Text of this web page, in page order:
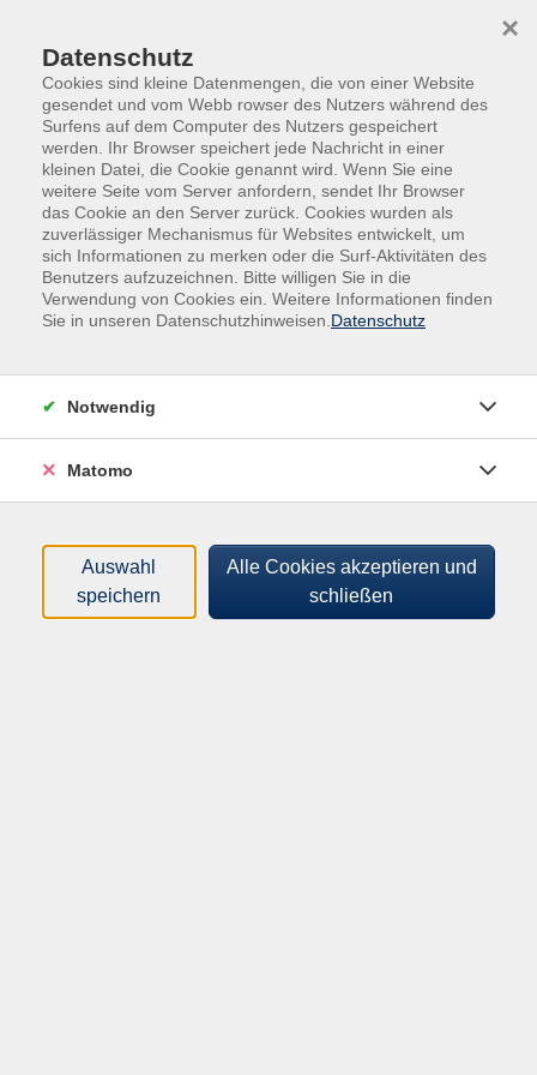
Listen Gruppe
Lorem ipsum dolor sit amet, consectetur adipiscing
elit
Maecenas blandit mauris vitae vehicula volutpat
Duis feugiat risus efficitur ligula condimentum tempus
Curabitur eget quam in ipsum tincidunt pulvinar ut a
eros
Datenschutz
Cookies sind kleine Datenmengen, die von einer Website
gesendet und vom Webb rowser des Nutzers während des
Surfens auf dem Computer des Nutzers gespeichert
werden. Ihr Browser speichert jede Nachricht in einer
kleinen Datei, die Cookie genannt wird. Wenn Sie eine
weitere Seite vom Server anfordern, sendet Ihr Browser
das Cookie an den Server zurück. Cookies wurden als
zuverlässiger Mechanismus für Websites entwickelt, um
sich Informationen zu merken oder die Surf-Aktivitäten des
Benutzers aufzuzeichnen. Bitte willigen Sie in die
Verwendung von Cookies ein. Weitere Informationen finden
Sie in unseren Datenschutzhinweisen. Datenschutz
×
Notwendig
Matomo
Auswahl
speichern
Alle Cookies akzeptieren und
schließen